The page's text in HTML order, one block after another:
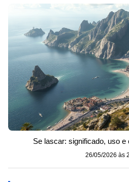
Se lascar: significado, uso
26/05/2026 às